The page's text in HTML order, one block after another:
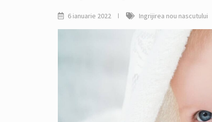
6 ianuarie 2022 Ingrijirea nou nascutului